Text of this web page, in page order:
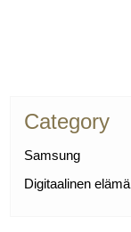
Category
Samsung
Digitaalinen elämä